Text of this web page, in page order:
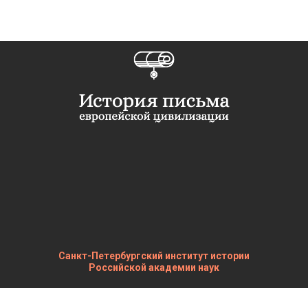
Санкт-Петербургский институт истории
Российской академии наук